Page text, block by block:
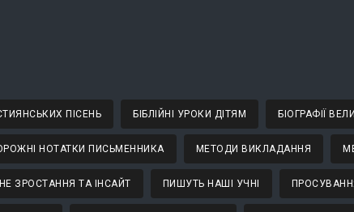
ПІСЕНЬ БІБЛІЙНІ УРОКИ ДІТЯМ БІОГРАФІЇ
НОТАТКИ ПИСЬМЕННИКА МЕТОДИ ВИКЛАДАННЯ
ЗРОСТАННЯ ТА ІНСАЙТ ПИШУТЬ НАШІ УЧНІ